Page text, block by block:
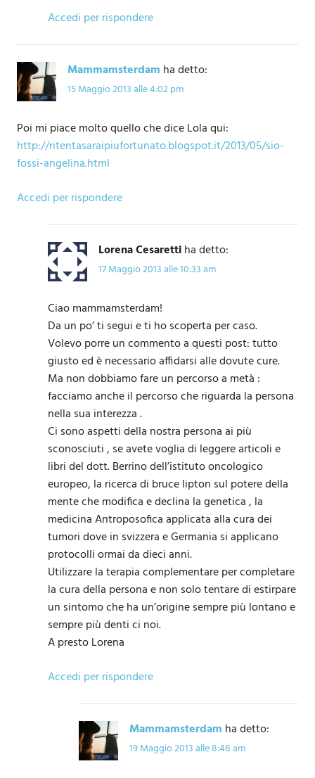
Accedi per rispondere
Mammamsterdam ha detto:
15 Maggio 2013 alle 4:02 pm
Poi mi piace molto quello che dice Lola qui:
http://ritentasaraipiufortunato.blogspot.it/2013/05/sio-
fossi-angelina.html
Accedi per rispondere
Lorena Cesarettiha detto:
17 Maggio 2013 alle 10:33 am
Ciao mammamsterdam!
Da un po’ ti segui e ti ho scoperta per caso.
Volevo porre un commento a questi post: tutto
giusto ed è necessario affidarsi alle dovute cure.
Ma non dobbiamo fare un percorso a metà :
facciamo anche il percorso che riguarda la persona
nella sua interezza .
Ci sono aspetti della nostra persona ai più
sconosciuti , se avete voglia di leggere articoli e
libri del dott. Berrino dell’istituto oncologico
europeo, la ricerca di bruce lipton sul potere della
mente che modifica e declina la genetica , la
medicina Antroposofica applicata alla cura dei
tumori dove in svizzera e Germania si applicano
protocolli ormai da dieci anni.
Utilizzare la terapia complementare per completare
la cura della persona e non solo tentare di estirpare
un sintomo che ha un’origine sempre più lontano e
sempre più denti ci noi.
A presto Lorena
Accedi per rispondere
Mammamsterdam ha detto:
19 Maggio 2013 alle 8:48 am